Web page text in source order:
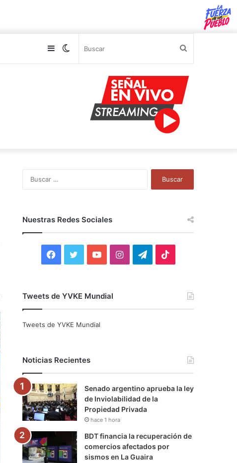
Switch
Sidebar
Nuestras Redes Sociales
F
c
o
k
i
r
Y
u
e
I
r
a
m
T
a
m
Tweets de YVKE Mundial
Tweets de YVKE Mundial
Noticias Recientes
Senado argentino aprueba la ley
de Inviolabilidad de la
Propiedad Privada
hace 1 hora
BDT financia la recuperación de
comercios afectados por
sismos en La Guaira